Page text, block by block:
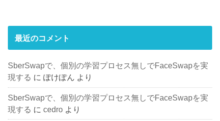
最近のコメント
SberSwapで、個別の学習プロセス無しでFaceSwapを実
現する にぽけぽん より
SberSwapで、個別の学習プロセス無しでFaceSwapを実
現する にcedro より